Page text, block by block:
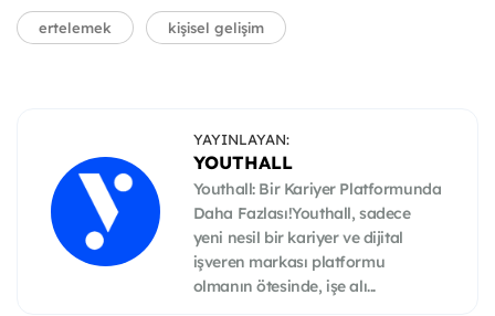
ertelemek kişisel gelişim
YAYINLAYAN:
YOUTHALL
Youthall: Bir Kariyer Platformunda
Daha Fazlası!Youthall, sadece
yeni nesil bir kariyer ve dijital
işveren markası platformu
olmanın ötesinde, işe alı...